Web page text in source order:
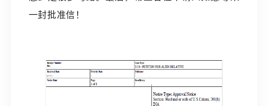
一封批准信！